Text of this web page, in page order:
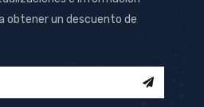
obtener un descuento de